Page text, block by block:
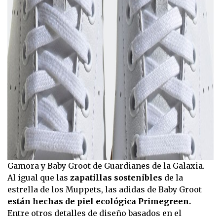
Gamora y Baby Groot de Guardianes de la Galaxia.
Al igual que las zapatillas sostenibles de la
estrella de los Muppets, las adidas de Baby Groot
están hechas de piel ecológica Primegreen.
Entre otros detalles de diseño basados en el